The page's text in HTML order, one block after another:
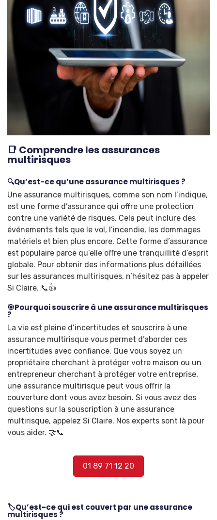
📑 Comprendre les assurances
multirisques
🔍Qu’est-ce qu’une assurance multirisques ?
Une assurance multirisques, comme son nom l’indique,
est une forme d’assurance qui offre une protection
contre une variété de risques. Cela peut inclure des
événements tels que le vol, l’incendie, les dommages
matériels et bien plus encore. Cette forme d’assurance
est populaire parce qu’elle offre une tranquillité d’esprit
globale. Pour obtenir des informations plus détaillées
sur les assurances multirisques, n’hésitez pas à appeler
Si Claire. 📞👍
🎯Pourquoi souscrire à une assurance multirisques
?
La vie est pleine d’incertitudes et souscrire à une
assurance multirisque vous permet d’aborder ces
incertitudes avec confiance. Que vous soyez un
propriétaire cherchant à protéger votre maison ou un
entrepreneur cherchant à protéger votre entreprise,
une assurance multirisque peut vous offrir la
couverture dont vous avez besoin. Si vous avez des
questions sur la souscription à une assurance
multirisque, appelez Si Claire. Nos experts sont là pour
vous aider. 🤝📞
01 89 71 12 20
🏷️Qu’est-ce qui est couvert par une assurance
multirisques ?